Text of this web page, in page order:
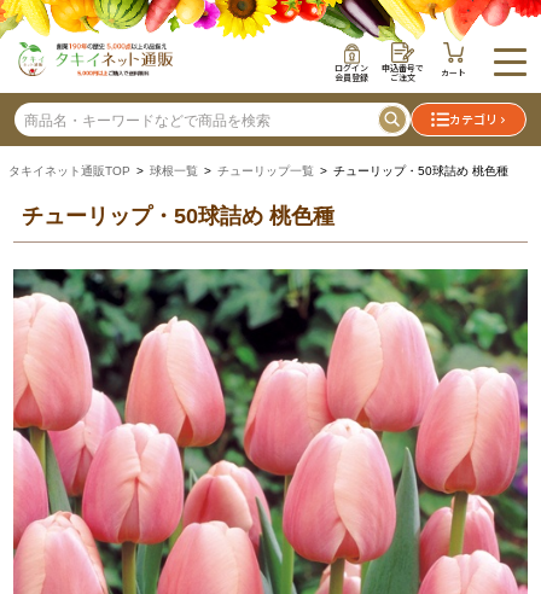
ログイン
会員登録
申込番号で
ご注文 カート
カテゴリ
タキイネット通販TOP > 球根一覧 > チューリップ一覧 > チューリップ・50球詰め 桃色種
チューリップ・50球詰め 桃色種